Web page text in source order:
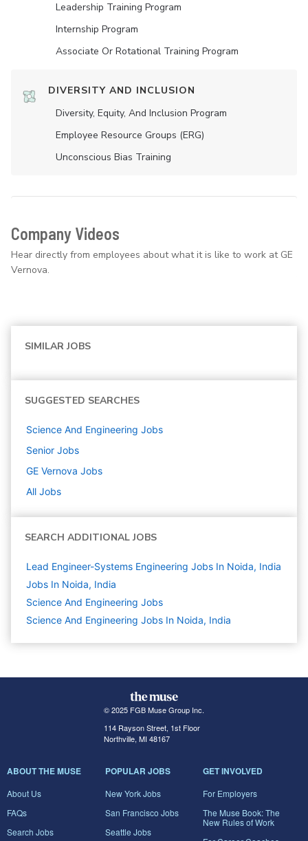
Leadership Training Program
Internship Program
Associate Or Rotational Training Program
DIVERSITY AND INCLUSION
Diversity, Equity, And Inclusion Program
Employee Resource Groups (ERG)
Unconscious Bias Training
Company Videos
Hear directly from employees about what it is like to work at GE
Vernova.
SIMILAR JOBS
SUGGESTED SEARCHES
Science And Engineering Jobs
Senior Jobs
GE Vernova Jobs
All Jobs
SEARCH ADDITIONAL JOBS
Lead Engineer-Systems Engineering Jobs In Noida, India
Jobs In Noida, India
Science And Engineering Jobs
Science And Engineering Jobs In Noida, India
© 2025 FGB Muse Group Inc.
114 Rayson Street, 1st Floor
Northville, MI 48167
ABOUT THE MUSE
About Us
FAQs
Search Jobs
POPULAR JOBS
New York Jobs
San Francisco Jobs
Seattle Jobs
GET INVOLVED
For Employers
The Muse Book: The
New Rules of Work